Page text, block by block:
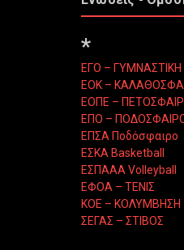
*
ΕΓΟ – ΓΥΜΝΑΣΤΙΚΗ
ΕΟΚ –
ΕΟΠΕ –
ΕΠΟ –
ΕΠΣΑ Ποδόσφαιρο
ΕΣΚΑ Basketball
ΕΣΠΑΑΑ Volleyball
ΕΦΟΑ – ΤΕΝΙΣ
ΚΟΕ – ΚΟΛΥΜΒΗΣΗ
ΣΕΓΑΣ – ΣΤΙΒΟΣ